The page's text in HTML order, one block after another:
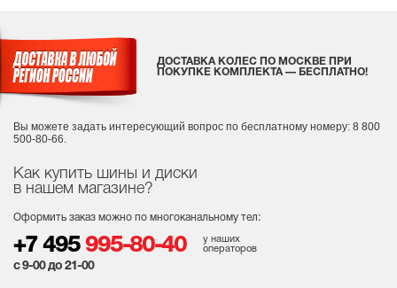
Как купить шины и диски
в нашем магазине?
Оформить заказ можно по многоканальному тел:
+7 495 995-80-40
у наших
операторов
с 9-00 до 21-00
ДОСТАВКА КОЛЕС ПО МОСКВЕ ПРИ
ПОКУПКЕ КОМПЛЕКТА — БЕСПЛАТНО!
Вы можете задать интересующий вопрос по бесплатному номеру: 8 800
500-80-66.